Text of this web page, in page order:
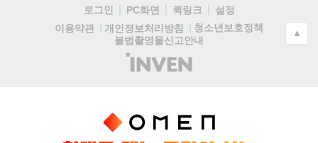
로그인 PC화면 퀵링크
설정
이용약관
개인정보처리방침
청소년보호정책
불법촬영물신고안내
(주)
인
▲